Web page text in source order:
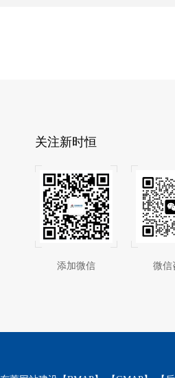
关注新时恒
添加微信 微信